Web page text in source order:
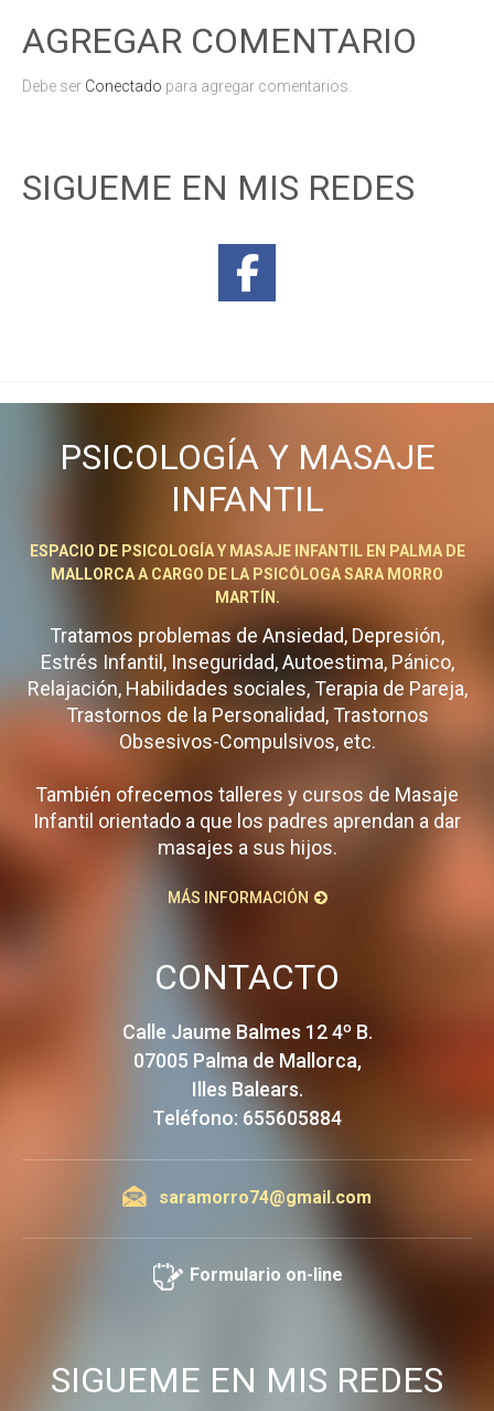
AGREGAR COMENTARIO
Debe ser Conectado para agregar comentarios.
SIGUEME EN MIS REDES
PSICOLOGÍA Y MASAJE
INFANTIL
ESPACIO DE PSICOLOGÍA Y MASAJE INFANTIL EN PALMA DE
MALLORCA A CARGO DE LA PSICÓLOGA SARA MORRO
MARTÍN.
Tratamos problemas de Ansiedad, Depresión,
Estrés Infantil, Inseguridad, Autoestima, Pánico,
Relajación, Habilidades sociales, Terapia de Pareja,
Trastornos de la Personalidad, Trastornos
Obsesivos-Compulsivos, etc.
También ofrecemos talleres y cursos de Masaje
Infantil orientado a que los padres aprendan a dar
masajes a sus hijos.
MÁS INFORMACIÓN
CONTACTO
Calle Jaume Balmes 12 4º B.
07005 Palma de Mallorca,
Illes Balears.
Teléfono: 655605884
saramorro74@gmail.com
Formulario on-line
SIGUEME EN MIS REDES